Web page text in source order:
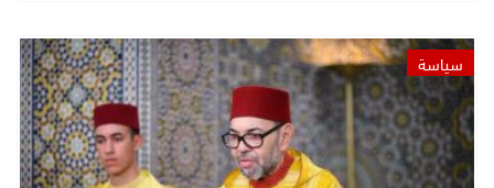
سياسة